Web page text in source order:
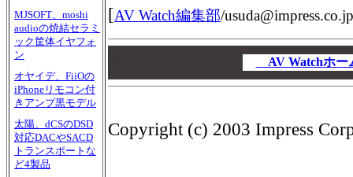
MJSOFT、moshi
audioの焼結セラミ
ック筐体イヤフォ
ン
オヤイデ、FiiOの
iPhoneリモコン付
きアンプ黒モデル
太陽、dCSのDSD
対応DACやSACD
トランスポートな
ど4製品
[AV Watch編集部/usuda@impress.co.jp
AV Watchホ
Copyright (c) 2003 Impress